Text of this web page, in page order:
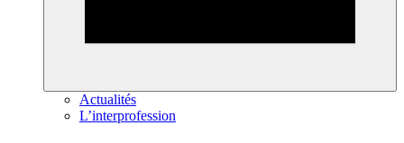
Actualités
L’interprofession